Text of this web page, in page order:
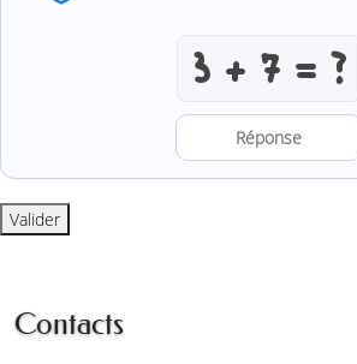
Résoudre
Valider
Contacts